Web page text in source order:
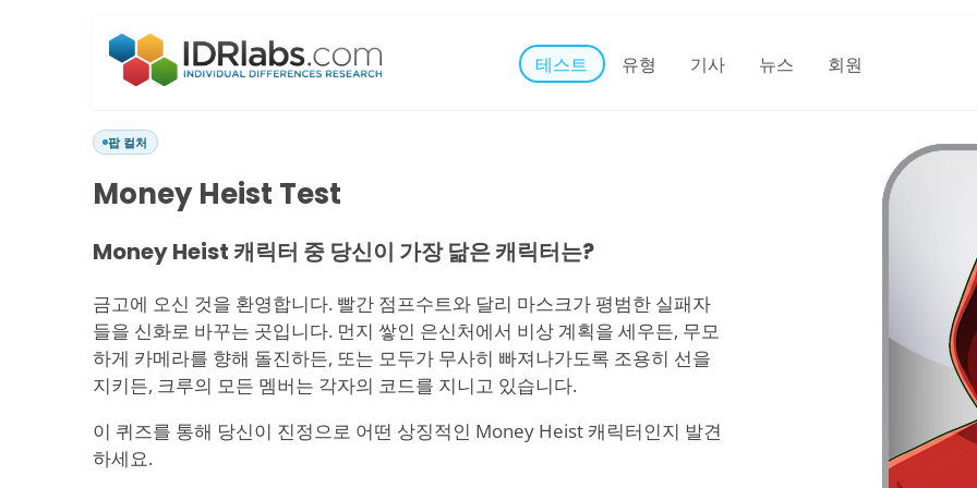
테스트 유형 기사 뉴스 회원
팝 컬처
Money Heist Test
Money Heist 캐릭터 중 당신이 가장 닮은 캐릭터는?
금고에 오신 것을 환영합니다. 빨간 점프수트와 달리 마스크가 평범한 실패자
들을 신화로 바꾸는 곳입니다. 먼지 쌓인 은신처에서 비상 계획을 세우든, 무모
하게 카메라를 향해 돌진하든, 또는 모두가 무사히 빠져나가도록 조용히 선을
지키든, 크루의 모든 멤버는 각자의 코드를 지니고 있습니다.
이 퀴즈를 통해 당신이 진정으로 어떤 상징적인 Money Heist 캐릭터인지 발견
하세요.